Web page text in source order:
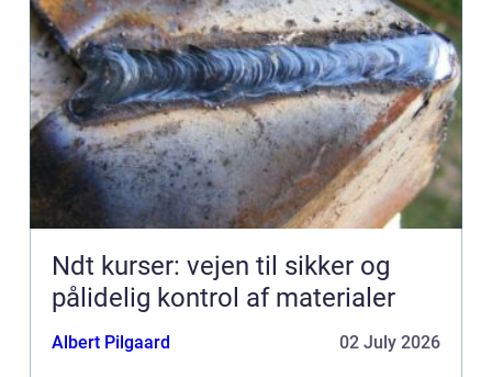
Ndt kurser: vejen til sikker og
pålidelig kontrol af materialer
Albert Pilgaard 02 July 2026